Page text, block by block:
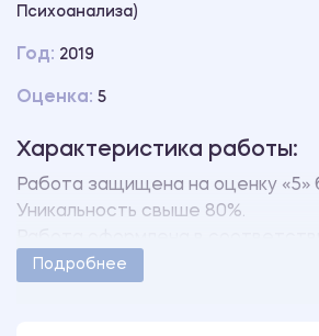
Психоанализа)
Год: 2019
Оценка: 5
Характеристика работы:
Работа защищена на оценку «5»
Уникальность свыше 80%.
методическими указаниями
Подробнее